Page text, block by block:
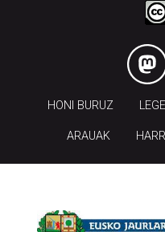
HONI BURUZ
ARAUAK